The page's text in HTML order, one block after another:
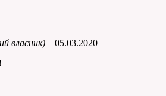
власник) – 05.03.2020